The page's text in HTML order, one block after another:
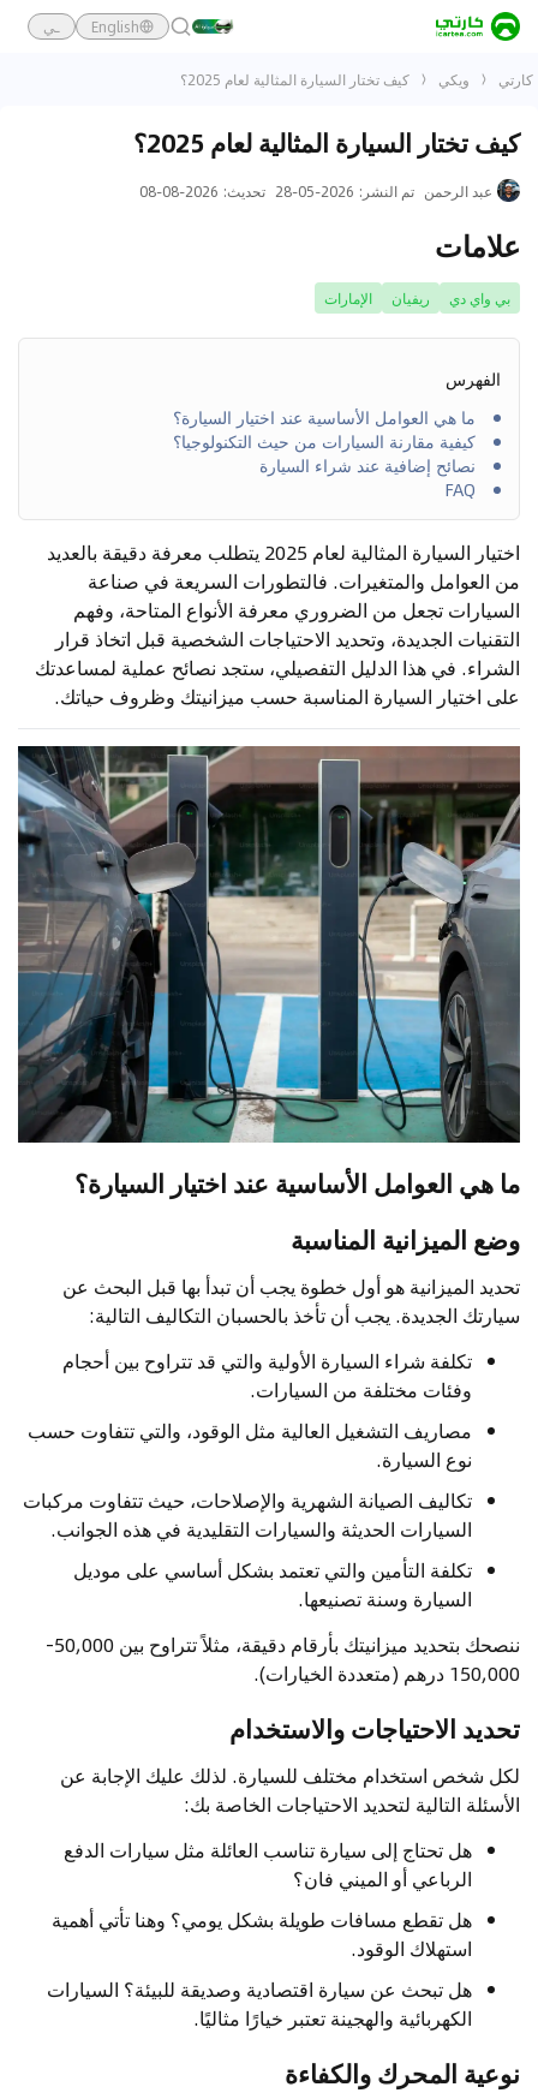
English ـي
كارتي ويكي كيف تختار السيارة المثالية لعام 2025؟
كيف تختار السيارة المثالية لعام 2025؟
عبد الرحمن تم النشر :
2026-05-28 تحديث:
2026-08-08
علامات
بي واي دي ريفيان الإمارات
الفهرس
ما هي العوامل الأساسية عند اختيار السيارة؟
كيفية مقارنة السيارات من حيث التكنولوجيا؟
نصائح إضافية عند شراء السيارة
FAQ
اختيار السيارة المثالية لعام 2025 يتطلب معرفة دقيقة بالعديد
من العوامل والمتغيرات. فالتطورات السريعة في صناعة
السيارات تجعل من الضروري معرفة الأنواع المتاحة، وفهم
التقنيات الجديدة، وتحديد الاحتياجات الشخصية قبل اتخاذ قرار
الشراء. في هذا الدليل التفصيلي، ستجد نصائح عملية لمساعدتك
على اختيار السيارة المناسبة حسب ميزانيتك وظروف حياتك.
ما هي العوامل الأساسية عند اختيار السيارة؟
وضع الميزانية المناسبة
تحديد الميزانية هو أول خطوة يجب أن تبدأ بها قبل البحث عن
سيارتك الجديدة. يجب أن تأخذ بالحسبان التكاليف التالية:
تكلفة شراء السيارة الأولية والتي قد تتراوح بين أحجام
وفئات مختلفة من السيارات.
مصاريف التشغيل العالية مثل الوقود، والتي تتفاوت حسب
نوع السيارة.
تكاليف الصيانة الشهرية والإصلاحات، حيث تتفاوت مركبات
السيارات الحديثة والسيارات التقليدية في هذه الجوانب.
تكلفة التأمين والتي تعتمد بشكل أساسي على موديل
السيارة وسنة تصنيعها.
ننصحك بتحديد ميزانيتك بأرقام دقيقة، مثلاً تتراوح بين 50,000-
150,000 درهم (متعددة الخيارات).
تحديد الاحتياجات والاستخدام
لكل شخص استخدام مختلف للسيارة. لذلك عليك الإجابة عن
الأسئلة التالية لتحديد الاحتياجات الخاصة بك:
هل تحتاج إلى سيارة تناسب العائلة مثل سيارات الدفع
الرباعي أو الميني فان؟
هل تقطع مسافات طويلة بشكل يومي؟ وهنا تأتي أهمية
استهلاك الوقود.
هل تبحث عن سيارة اقتصادية وصديقة للبيئة؟ السيارات
الكهربائية والهجينة تعتبر خيارًا مثاليًا.
نوعية المحرك والكفاءة